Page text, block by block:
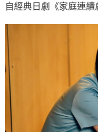
自經典日劇《家庭連續